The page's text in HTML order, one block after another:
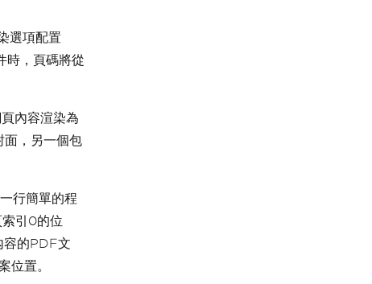
選項配置
時，頁碼將從
內容渲染為
，另一個包
行簡單的程
引0的位
容的PDF文
位置。